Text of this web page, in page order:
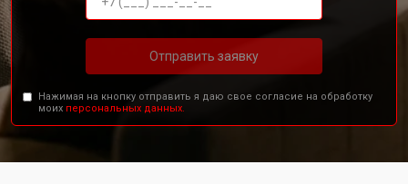
Отправить заявку
Нажимая на кнопку отправить я даю свое согласие на обработку
моих персональных данных.